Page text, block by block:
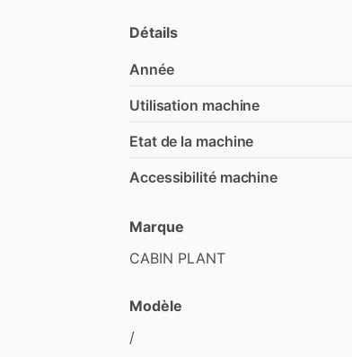
Détails
Année
Utilisation machine
Etat de la machine
Accessibilité machine
Marque
CABIN PLANT
Modèle
​/​